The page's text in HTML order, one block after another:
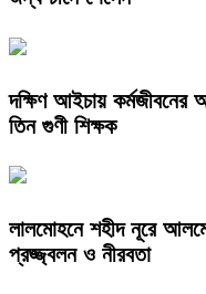
দক্ষিণ আইচায় কর্মজীবনের
তিন গুণী শিক্ষক
লালমোহনে শহীদ নূরে
প্রজ্জ্বলন ও নীরবতা